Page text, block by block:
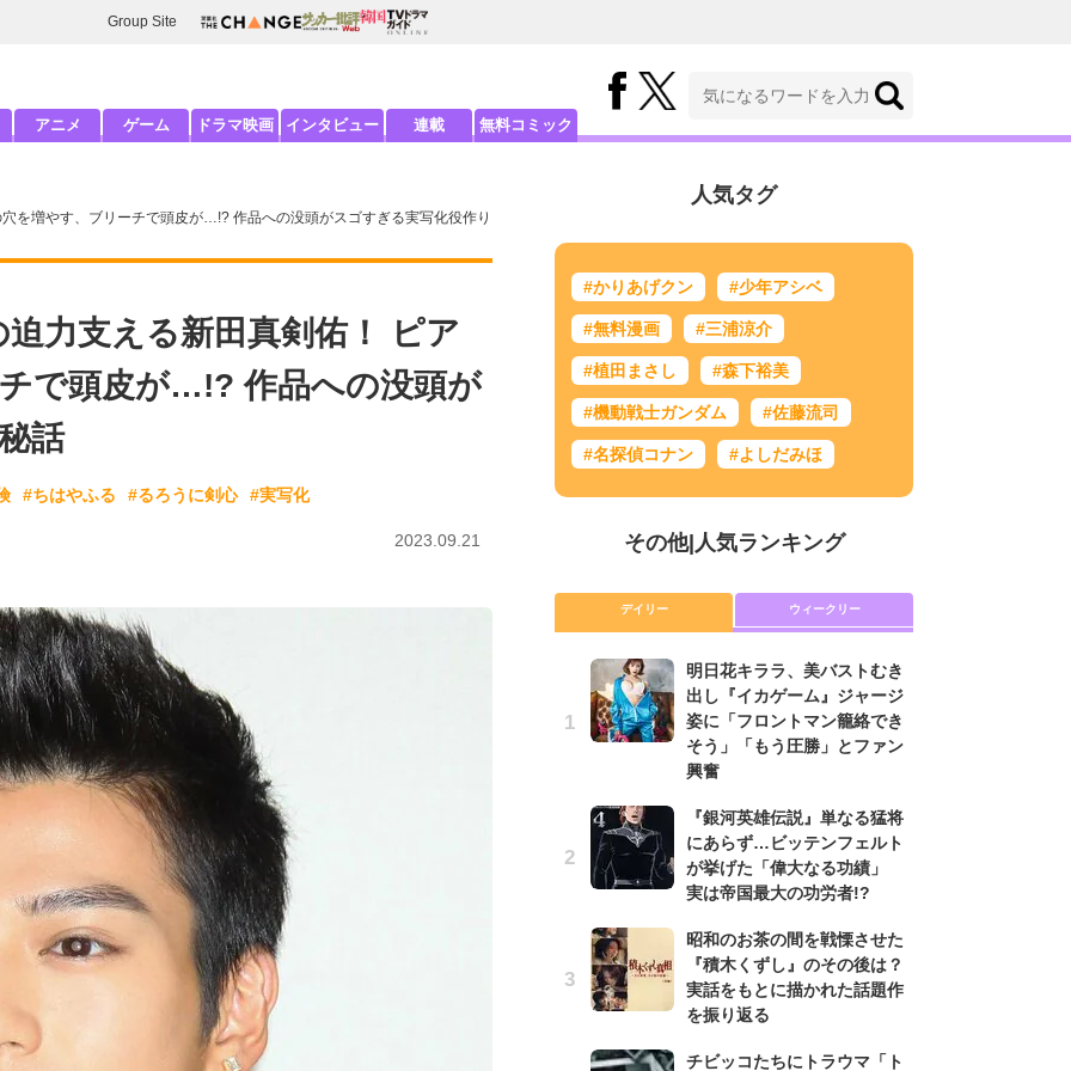
Group Site
アニメ ゲーム ドラマ映画 インタビュー 連載 無料コミック
を増やす、ブリーチで頭皮が…!? 作品への没頭がスゴすぎる実写化役作り
力支える新田真剣佑！ ピア
で頭皮が…!? 作品への没頭が
話
#ちはやふる #るろうに剣心 #実写化
2023.09.21
人気タグ
#かりあげクン #少年アシベ
#無料漫画 #三浦涼介
#植田まさし #森下裕美
#機動戦士ガンダム #佐藤流司
#名探偵コナン #よしだみほ
その他| 人気ランキング
デイリー ウィークリー
明日花キララ、美バストむき
出し『イカゲーム』ジャージ
姿に「フロントマン籠絡でき
そう」「もう圧勝」とファン
興奮
『銀河英雄伝説』単なる猛将
にあらず…ビッテンフェルト
が挙げた「偉大なる功績」
実は帝国最大の功労者!?
昭和のお茶の間を戦慄させた
『積木くずし』のその後は？
実話をもとに描かれた話題作
を振り返る
チビッコたちにトラウマ「ト